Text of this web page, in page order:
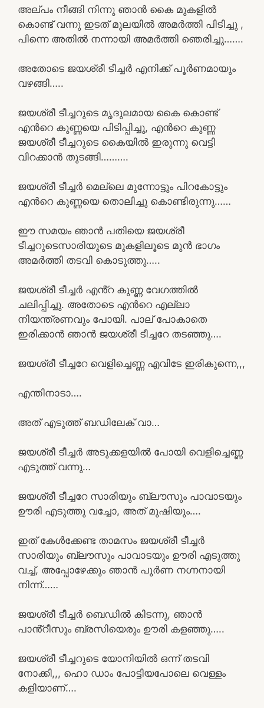
അല്പം നീങ്ങി നിന്നു ഞാൻ കൈ മുകളിൽ
കൊണ്ട് വന്നു ഇടത് മുലയിൽ അമർത്തി പിടിച്ചു ,
പിന്നെ അതിൽ നന്നായി അമർത്തി ഞെരിച്ചു…….
അതോടെ ജയശ്രീ ടീച്ചർ എനിക്ക് പൂർണമായും
വഴങ്ങി…..
ജയശ്രീ ടീച്ചറുടെ മൃദുലമായ കൈ കൊണ്ട്
എൻറെ കുണ്ണയെ പിടിപ്പിച്ചു, എൻറെ കുണ്ണ
ജയശ്രീ ടീച്ചറുടെ കൈയിൽ ഇരുന്നു വെട്ടി
വിറക്കാൻ തുടങ്ങി……….
ജയശ്രീ ടീച്ചർ മെല്ലെ മുന്നോട്ടും പിറകോട്ടും
എൻറെ കുണ്ണയെ തൊലിച്ചു കൊണ്ടിരുന്നു……
ഈ സമയം ഞാൻ പതിയെ ജയശ്രീ
ടീച്ചറുടെസാരിയുടെ മുകളിലൂടെ മുൻ ഭാഗം
അമർത്തി തടവി കൊടുത്തു…..
ജയശ്രീ ടീച്ചർ എൻ്റ കുണ്ണ വേഗത്തിൽ
ചലിപ്പിച്ചു. അതോടെ എൻറെ എല്ലാ
നിയന്ത്രണവും പോയി. പാല് പോകാതെ
ഇരിക്കാൻ ഞാൻ ജയശ്രീ ടീച്ചറേ തടഞ്ഞു….
ജയശ്രീ ടീച്ചറേ വെളിച്ചെണ്ണ എവിടേ ഇരികുന്നെ,,,
എന്തിനാടാ….
അത് എടുത്ത് ബഡിലേക് വാ…
ജയശ്രീ ടീച്ചർ അടുക്കളയിൽ പോയി വെളിച്ചെണ്ണ
എടുത്ത് വന്നു…
ജയശ്രീ ടീച്ചറേ സാരിയും ബ്ലൗസും പാവാടയും
ഊരി എടുത്തു വച്ചോ, അത് മുഷിയും….
ഇത് കേൾക്കേണ്ട താമസം ജയശ്രീ ടീച്ചർ
സാരിയും ബ്ലൗസും പാവാടയും ഊരി എടുത്തു
വച്ച്, അപ്പോഴേക്കും ഞാൻ പൂർണ നഗ്നനായി
നിന്ന്……
ജയശ്രീ ടീച്ചർ ബെഡിൽ കിടന്നു, ഞാൻ
പാൻ്റീസും ബ്രസിയെരും ഊരി കളഞ്ഞു…..
ജയശ്രീ ടീച്ചറുടെ യോനിയിൽ ഒന്ന് തടവി
നോക്കി,,, ഹൊ ഡാം പോട്ടിയപോലെ വെള്ളം
കളിയാണ്….